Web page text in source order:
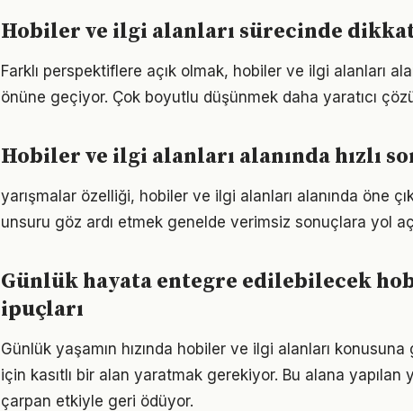
Hobiler ve ilgi alanları sürecinde
Farklı perspektiflere açık olmak, hobiler ve ilgi alanları
önüne geçiyor. Çok boyutlu düşünmek daha yaratıcı
Hobiler ve ilgi alanları alanında hızlı
yarışmalar özelliği, hobiler ve ilgi alanları alanında öne
unsuru göz ardı etmek genelde verimsiz sonuçlara yol
Günlük hayata entegre edilebilecek
ipuçları
Günlük yaşamın hızında hobiler ve ilgi alanları
için kasıtlı bir alan yaratmak gerekiyor. Bu alana yapılan
çarpan etkiyle geri ödüyor.